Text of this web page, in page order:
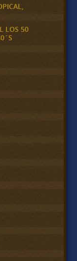
LOS 50